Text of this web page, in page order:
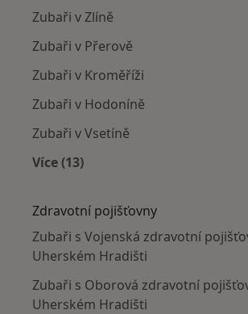
Zubaři v Zlíně
Zubaři v Přerově
Zubaři v Kroměříži
Zubaři v Hodoníně
Zubaři v Vsetíně
Více (13)
Zdravotní pojišťovny
Zubaři s Vojenská zdravotní
Uherském Hradišti
Zubaři s Oborová zdravotní
Uherském Hradišti